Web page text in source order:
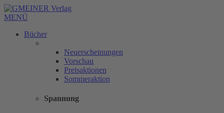
MENÜ
Bücher
Neuerscheinungen
Vorschau
Preisaktionen
Sommeraktion
Spannung